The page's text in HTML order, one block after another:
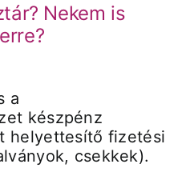
Nekem is
a
készpénz
helyettesítő fizetési
csekkek).